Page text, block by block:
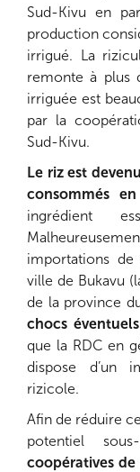
Sud-Kivu en
production
irrigué. La
remonte à plus
irriguée est
par la
Sud-Kivu.
Le riz est
consommés
ingrédient
importations de
ville de Bukavu
de la province
chocs
que la RDC en
dispose d’un
rizicole.
Afin de réduire
potentiel
coopératives de